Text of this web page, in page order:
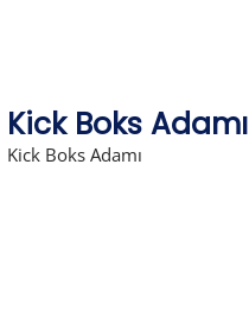
Kick Boks Adamı
Kick Boks Adamı